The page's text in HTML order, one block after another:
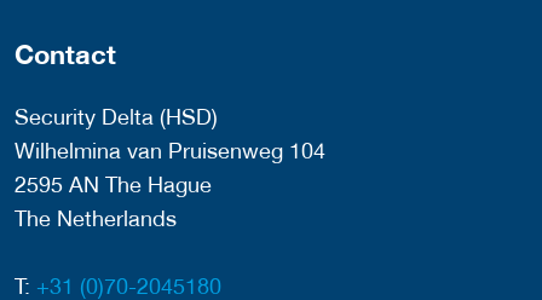
Contact
Security Delta (HSD)
Wilhelmina van Pruisenweg 104
2595 AN The Hague
The Netherlands
T: +31 (0)70-2045180